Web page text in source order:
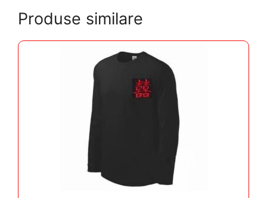
Produse similare